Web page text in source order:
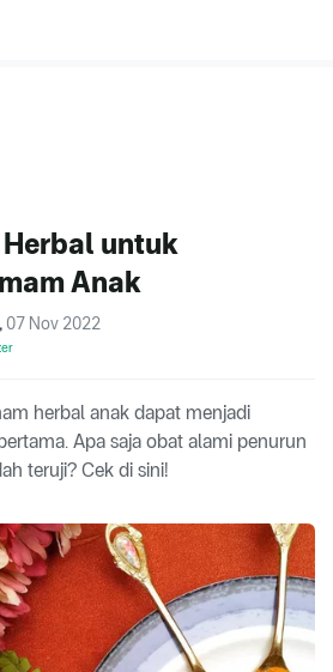
untuk
Anak
, 07 Nov 2022
herbal anak dapat menjadi
Apa saja obat alami penurun
teruji? Cek di sini!